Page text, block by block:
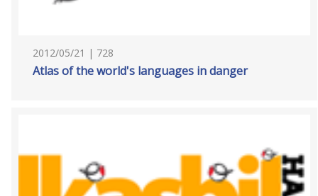
2012/05/21 | 728
Atlas of the world's languages in danger